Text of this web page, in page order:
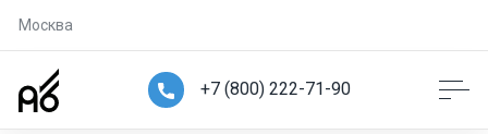
Москва
+7 (800) 222-71-90